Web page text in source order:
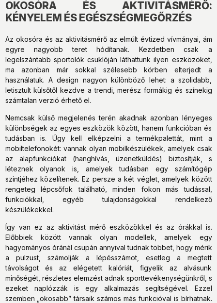
OKOSÓRA ÉS AKTIVITÁSMÉRŐ:
KÉNYELEM ÉS EGÉSZSÉGMEGŐRZÉS
Az okosóra és az aktivitásmérő az elmúlt évtized vívmányai, ám
egyre nagyobb teret hódítanak. Kezdetben csak a
legelszántabb sportolók csuklóján láthattunk ilyen eszközöket,
ma azonban már sokkal szélesebb körben elterjedt a
használatuk. A design nagyon különböző lehet: a szolidabb,
letisztult külsőtől kezdve a trendi, merész formákig és színekig
számtalan verzió érhető el.
Nemcsak külső megjelenés terén akadnak azonban lényeges
különbségek az egyes eszközök között, hanem funkcióban és
tudásban is. Úgy kell elképzelni a termékpalettát, mint a
mobiltelefonokét: vannak olyan mobilkészülékek, amelyek csak
az alapfunkciókat (hanghívás, üzenetküldés) biztosítják, s
léteznek olyanok is, amelyek tudásban egy számítógép
szintjéhez közelítenek. Ez persze a két véglet, amelyek között
rengeteg lépcsőfok található, minden fokon más tudással,
funkciókkal, egyéb tulajdonságokkal rendelkező
készülékekkel.
Így van ez az aktivitást mérő eszközökkel és az órákkal is.
Előbbiek között vannak olyan modellek, amelyek egy
hagyományos óránál csupán annyival tudnak többet, hogy mérik
a pulzust, számolják a lépésszámot, esetleg a megtett
távolságot és az elégetett kalóriát, figyelik az alvásunk
minőségét, részletes elemzést adnak sporttevékenységünkről, s
ezeket naplózzák is egy alkalmazás segítségével. Ezzel
szemben „okosabb” társaik számos más funkcióval is bírhatnak.